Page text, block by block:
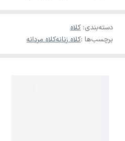
دسته‌بندی: کلاه
برچسب‌ها :کلاه زنانهکلاه مردانه